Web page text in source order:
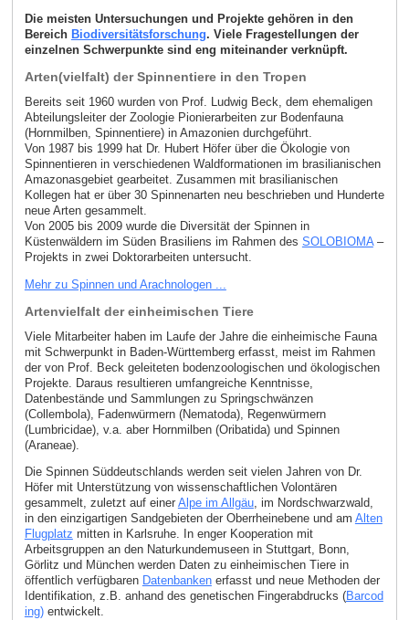
Die meisten Untersuchungen und Projekte gehören in den
Bereich Biodiversitätsforschung. Viele Fragestellungen der
einzelnen Schwerpunkte sind eng miteinander verknüpft.
Arten(vielfalt) der Spinnentiere in den Tropen
Bereits seit 1960 wurden von Prof. Ludwig Beck, dem ehemaligen
Abteilungsleiter der Zoologie Pionierarbeiten zur Bodenfauna
(Hornmilben, Spinnentiere) in Amazonien durchgeführt.
Von 1987 bis 1999 hat Dr. Hubert Höfer über die Ökologie von
Spinnentieren in verschiedenen Waldformationen im brasilianischen
Amazonasgebiet gearbeitet. Zusammen mit brasilianischen
Kollegen hat er über 30 Spinnenarten neu beschrieben und Hunderte
neue Arten gesammelt.
Von 2005 bis 2009 wurde die Diversität der Spinnen in
Küstenwäldern im Süden Brasiliens im Rahmen des SOLOBIOMA–
Projekts in zwei Doktorarbeiten untersucht.
Mehr zu Spinnen und Arachnologen ...
Artenvielfalt der einheimischen Tiere
Viele Mitarbeiter haben im Laufe der Jahre die einheimische Fauna
mit Schwerpunkt in Baden-Württemberg erfasst, meist im Rahmen
der von Prof. Beck geleiteten bodenzoologischen und ökologischen
Projekte. Daraus resultieren umfangreiche Kenntnisse,
Datenbestände und Sammlungen zu Springschwänzen
(Collembola), Fadenwürmern (Nematoda), Regenwürmern
(Lumbricidae), v.a. aber Hornmilben (Oribatida) und Spinnen
(Araneae).
Die Spinnen Süddeutschlands werden seit vielen Jahren von Dr.
Höfer mit Unterstützung von wissenschaftlichen Volontären
gesammelt, zuletzt auf einer Alpe im Allgäu, im Nordschwarzwald,
in den einzigartigen Sandgebieten der Oberrheinebene und am Alten
Flugplatz mitten in Karlsruhe. In enger Kooperation mit
Arbeitsgruppen an den Naturkundemuseen in Stuttgart, Bonn,
Görlitz und München werden Daten zu einheimischen Tiere in
öffentlich verfügbaren Datenbankenerfasst und neue Methoden der
Identifikation, z.B. anhand des genetischen Fingerabdrucks (Barcod
ing)entwickelt.